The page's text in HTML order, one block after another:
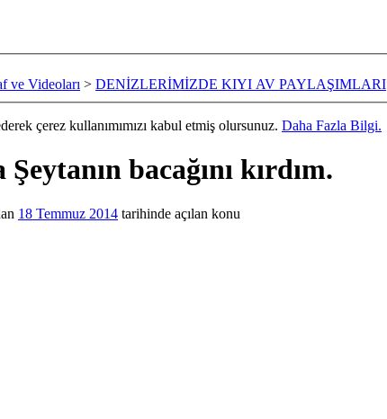
Videoları > DENİZLERİMİZDE KIYI AV PAYLAŞIMLARI
çerez kullanımımızı kabul etmiş olursunuz. Daha Fazla Bilgi.
bacağını kırdım.
18 Temmuz 2014 tarihinde açılan konu